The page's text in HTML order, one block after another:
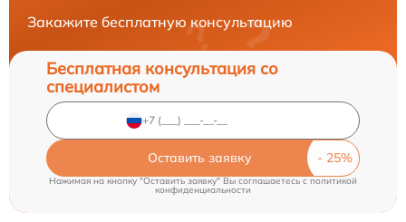
Закажите бесплатную консультацию
Бесплатная консультация со
специалистом
Оставить заявку
Нажимая на кнопку "Оставить заявку" Вы соглашаетесь cполитикой
конфиденциальности